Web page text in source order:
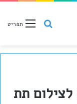
תפריט חיפוש
תת